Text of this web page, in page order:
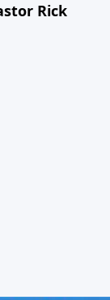
Rick